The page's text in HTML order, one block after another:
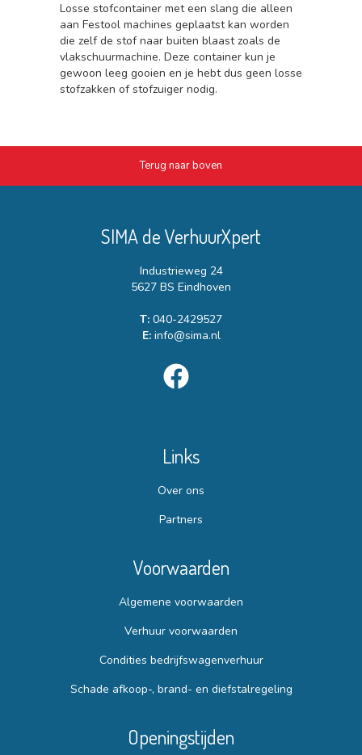
Losse stofcontainer met een slang die alleen
aan Festool machines geplaatst kan worden
die zelf de stof naar buiten blaast zoals de
vlakschuurmachine. Deze container kun je
gewoon leeg gooien en je hebt dus geen losse
stofzakken of stofzuiger nodig.
Terug naar boven
SIMA de VerhuurXpert
Industrieweg 24
5627 BS Eindhoven
T: 040-2429527
E: info@sima.nl
Links
Over ons
Partners
Voorwaarden
Algemene voorwaarden
Verhuur voorwaarden
Condities bedrijfswagenverhuur
Schade afkoop-, brand- en diefstalregeling
Openingstijden